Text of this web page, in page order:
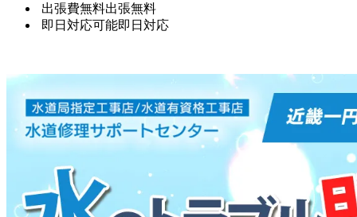
出張費無料出張無料
即日対応可能即日対応